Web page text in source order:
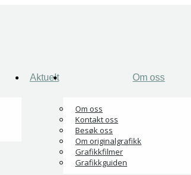
Aktuelt Om oss
Om oss
Kontakt oss
Besøk oss
Om originalgrafikk
Grafikkfilmer
Grafikkguiden